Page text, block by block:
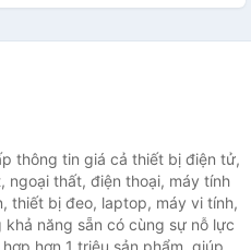
thông tin giá cả thiết bị điện tử,
ngoại thất, điện thoại, máy tính
thiết bị đeo, laptop, máy vi tính,
năng sẵn có cùng sự nỗ lực
hơn 1 triệu sản phẩm, giúp